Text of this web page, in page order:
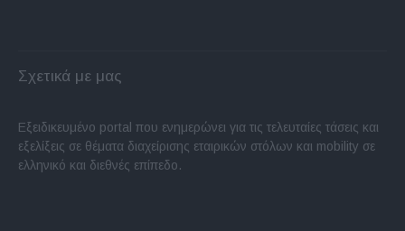
Σχετικά με μας
Εξειδικευμένο portal που ενημερώνει για τις τελευταίες τάσεις και
εξελίξεις σε θέματα διαχείρισης εταιρικών στόλων και mobility σε
ελληνικό και διεθνές επίπεδο.